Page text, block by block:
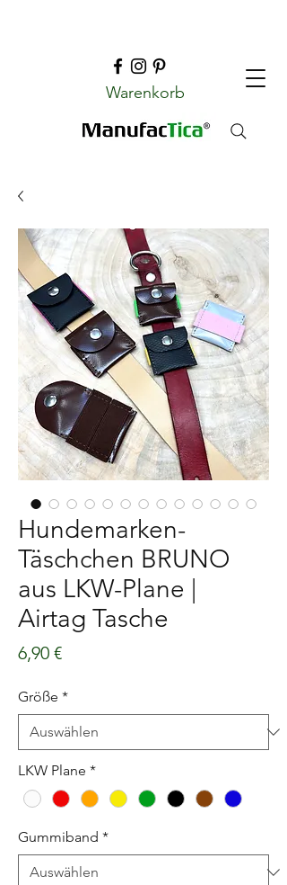
Warenkorb
Hundemarken-
Täschchen BRUNO
aus LKW-Plane |
Airtag Tasche
6,90 €Preis
Größe *
LKW Plane *
Gummiband *